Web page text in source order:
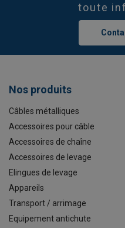
toute
Nos produits
Câbles métalliques
Accessoires pour câble
Accessoires de chaîne
Accessoires de levage
Elingues de levage
Appareils
Transport / arrimage
Equipement antichute